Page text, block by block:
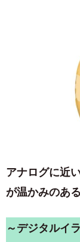
アナログに近
が温かみのあ
～デジタルイ